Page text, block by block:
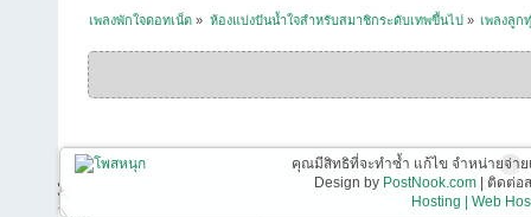
เพลงพักใจดอทเน็ต » ห้องแบ่งปันน้ำใจสำหรับสมาชิกระดับเทพขึ้นไป » เพลงลูก
คุณมีสิทธิที่จะทำซ้ำ แก้ไข จำหน่ายจ่า
Design by PostNook.com| ติดต่อส
Hosting | Web